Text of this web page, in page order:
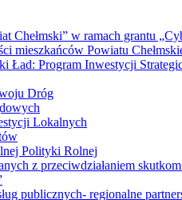
Chełmski” w ramach grantu
mieszkańców Powiatu
Ład: Program Inwestycji
Dróg
Lokalnych
Polityki Rolnej
z przeciwdziałaniem
publicznych- regionalne